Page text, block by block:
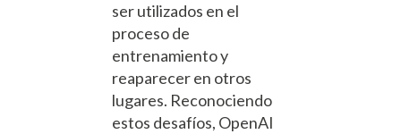
ser utilizados en el
proceso de
entrenamiento y
reaparecer en otros
lugares. Reconociendo
estos desafíos, OpenAI